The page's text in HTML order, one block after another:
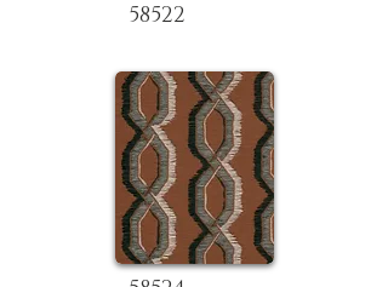
58522